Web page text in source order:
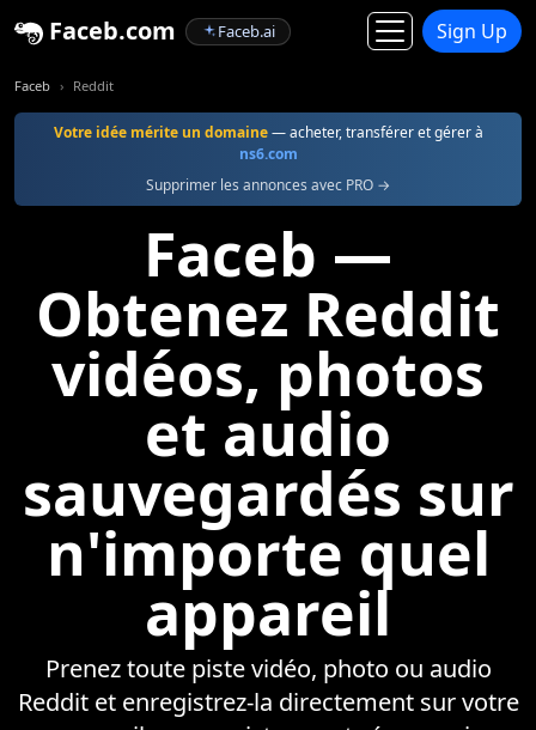
Faceb.com Faceb.ai Sign Up
Faceb Reddit
Votre idée mérite un domaine— acheter, transférer et gérer à
ns6.com
Supprimer les annonces avec PRO →
Faceb —
Obtenez Reddit
vidéos, photos
et audio
sauvegardés sur
n'importe quel
appareil
Prenez toute piste vidéo, photo ou audio
Reddit et enregistrez-la directement sur votre